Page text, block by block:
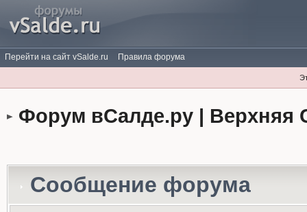
Перейти на сайт vSalde.ru Правила форума
Форум вСалде.ру | Верхняя
Сообщение форума